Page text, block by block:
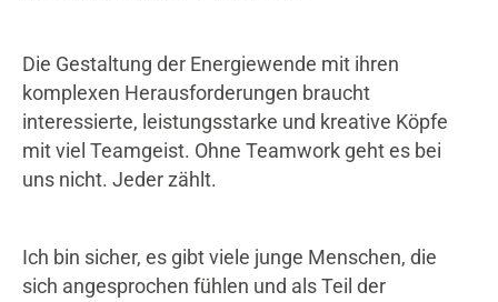
Die Gestaltung der Energiewende mit ihren
komplexen Herausforderungen braucht
interessierte, leistungsstarke und kreative Köpfe
mit viel Teamgeist. Ohne Teamwork geht es bei
uns nicht. Jeder zählt.
Ich bin sicher, es gibt viele junge Menschen, die
sich angesprochen fühlen und als Teil der